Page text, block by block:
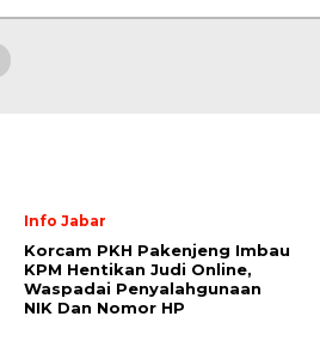
Info Jabar
Korcam PKH Pakenjeng Imbau
KPM Hentikan Judi Online,
Waspadai Penyalahgunaan
NIK Dan Nomor HP